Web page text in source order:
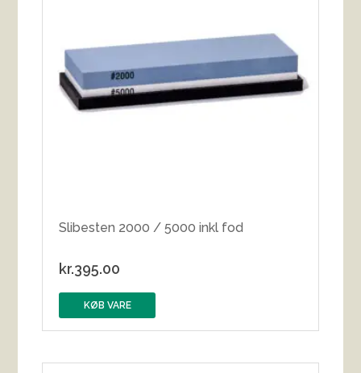
Slibesten 2000 / 5000 inkl fod
kr.395.00
KØB VARE